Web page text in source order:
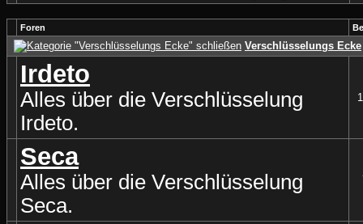
Foren
Verschlüsselungs Ecke
Irdeto
Alles über die Verschlüsselung
Irdeto.
Seca
Alles über die Verschlüsselung
Seca.